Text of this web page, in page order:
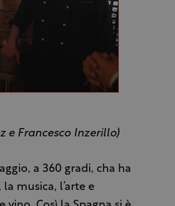
e Francesco Inzerillo)
a 360 gradi, cha ha
musica, l’arte e